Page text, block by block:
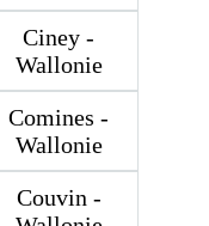
Ciney -
Wallonie
Comines -
Wallonie
Couvin -